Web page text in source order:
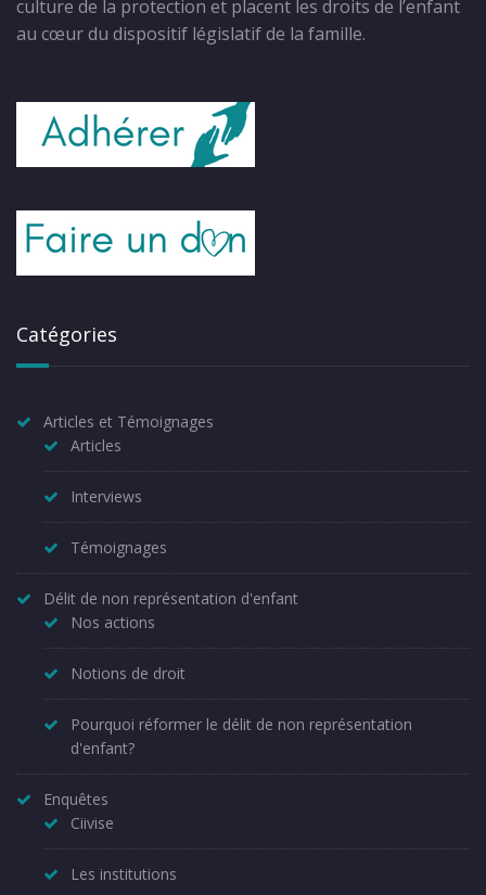
culture de la protection et placent les droits de l’enfant
au cœur du dispositif législatif de la famille.
Catégories
Articles et Témoignages
Articles
Interviews
Témoignages
Délit de non représentation d'enfant
Nos actions
Notions de droit
Pourquoi réformer le délit de non représentation
d'enfant?
Enquêtes
Ciivise
Les institutions